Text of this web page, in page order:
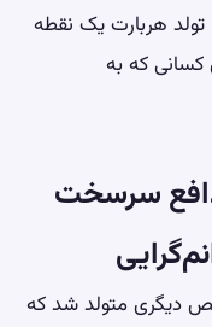
هربارت یک نقطه
که به
سرسخت
بعد، در 4 مه 1825، شخص دیگری متولد شد که